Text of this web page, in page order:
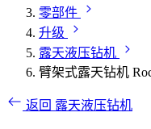
零部件
升级
露天液压钻机
臂架式露天钻机
返回 露天液压钻机